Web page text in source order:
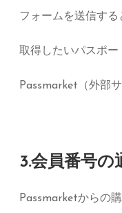
フォームを送信する
取得したいパスポー
Passmarket（外部
3.会員番号の
Passmarketからの